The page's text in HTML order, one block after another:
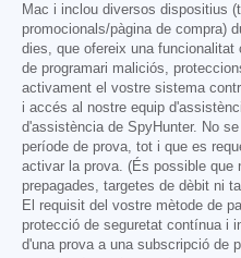
Mac i inclou diversos dispositius
promocionals/pàgina de compra)
dies, que ofereix una
de programari maliciós,
activament el vostre sistema
i accés al nostre equip
d'assistència de SpyHunter. No
període de prova, tot i que es
activar la prova. (És possible que
prepagades, targetes de dèbit ni
El requisit del vostre mètode de
protecció de seguretat contínua i
d'una prova a una subscripció de